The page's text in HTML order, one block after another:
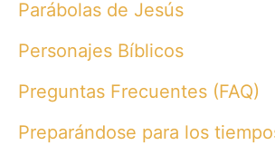
Parábolas de Jesús
Personajes Bíblicos
Preguntas Frecuentes (FAQ)
Preparándose para los